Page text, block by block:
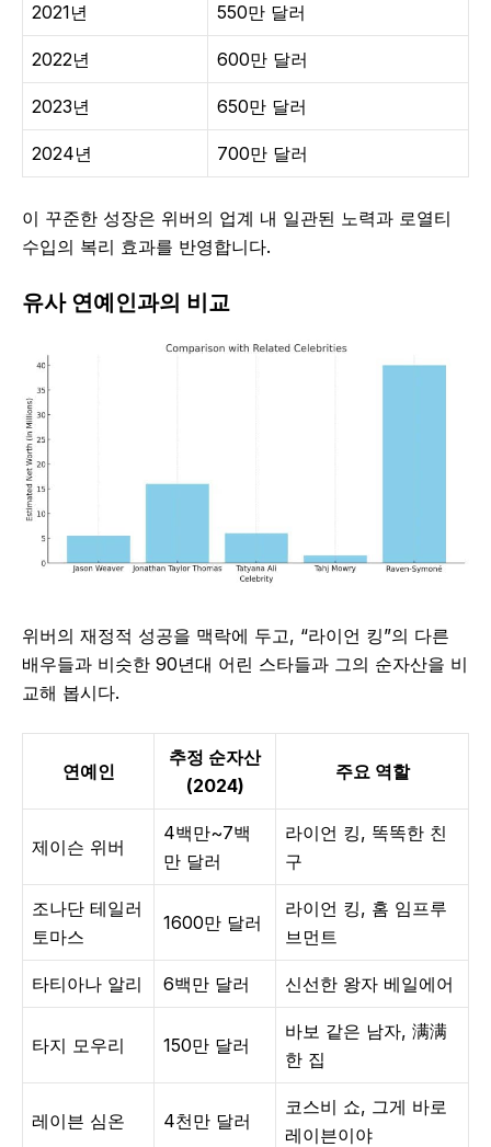
2021년 550만 달러
2022년 600만 달러
2023년 650만 달러
2024년 700만 달러
이 꾸준한 성장은 위버의 업계 내 일관된 노력과 로열티
수입의 복리 효과를 반영합니다.
유사 연예인과의 비교
위버의 재정적 성공을 맥락에 두고, “라이언 킹”의 다른
배우들과 비슷한 90년대 어린 스타들과 그의 순자산을 비
교해 봅시다.
연예인
추정 순자산
(2024)
주요 역할
제이슨 위버
4백만~7백
만 달러
라이언 킹, 똑똑한 친
구
조나단 테일러
토마스
1600만 달러
라이언 킹, 홈 임프루
브먼트
타티아나 알리 6백만 달러 신선한 왕자 베일에어
타지 모우리 150만 달러
바보 같은 남자, 满满
한 집
레이븐 심온 4천만 달러
코스비 쇼, 그게 바로
레이븐이야